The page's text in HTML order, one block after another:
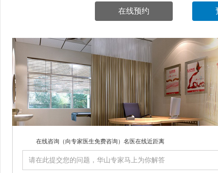
在线预约
在线咨询 （向专家医生免费咨询）名医在线近距离